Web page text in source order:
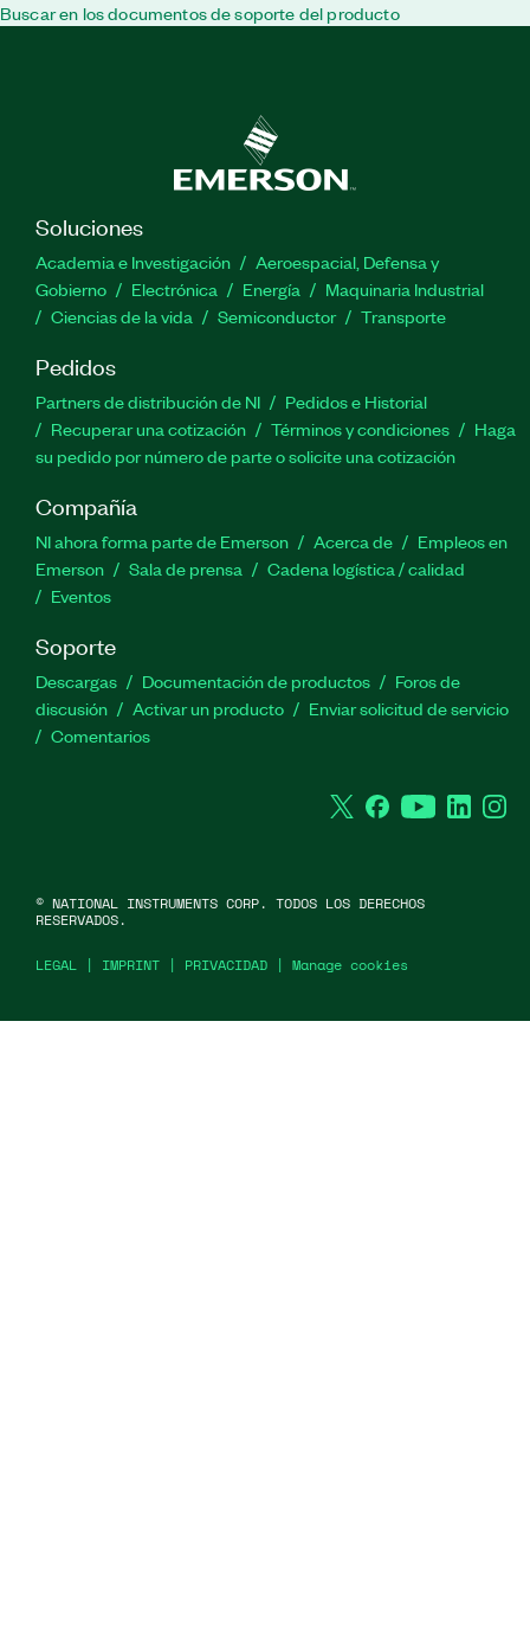
Buscar en los documentos de soporte del producto
Soluciones
Academia e Investigación
Aeroespacial, Defensa y
Gobierno
Electrónica Energía
Maquinaria Industrial
Ciencias de la vida
Semiconductor Transporte
Pedidos
Partners de distribución de NI
Pedidos e Historial
Recuperar una cotización
Términos y condiciones
Haga
su pedido por número de parte o solicite una cotización
Compañía
NI ahora forma parte de Emerson Acerca de
Empleos en
Emerson
Sala de prensa
Cadena logística / calidad
Eventos
Soporte
Descargas Documentación de productos
Foros de
discusión
Activar un producto
Enviar solicitud de servicio
Comentarios
TwitterFacebookYouTube
LEGAL | IMPRINT | PRIVACIDAD | Manage cookies
© NATIONAL INSTRUMENTS CORP. TODOS LOS DERECHOS
RESERVADOS.